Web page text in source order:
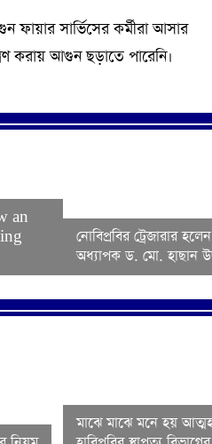
সার্ভিসের কর্মীরা আসার
করায় আগুন ছড়াতে পারেনি।
an
নোবিপ্রবির ট্রেজারার
অধ্যাপক ড. মো. হাছান
মাঝে মাঝে মনে হয়